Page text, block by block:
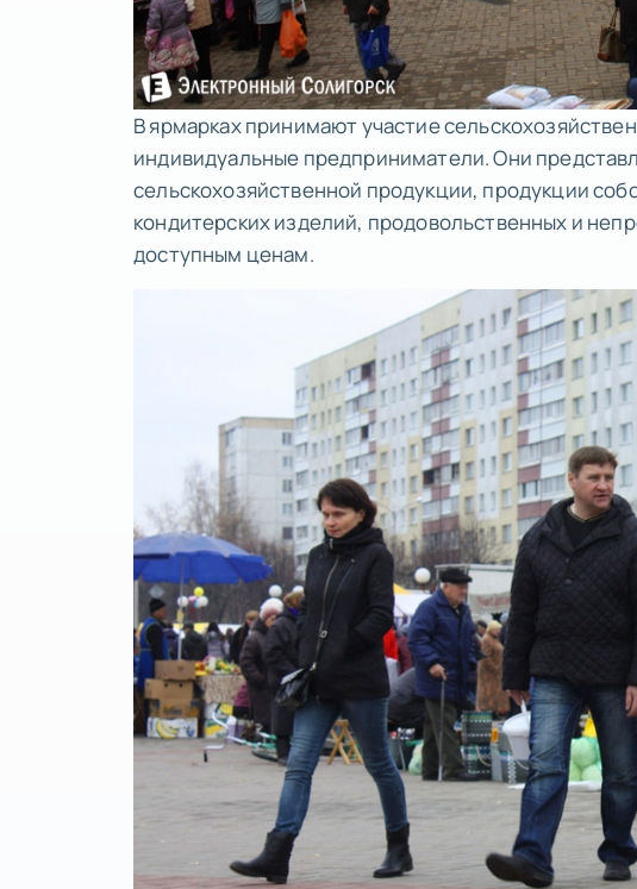
В ярмарках принимают участие
индивидуальные предприниматели. Они
сельскохозяйственной продукции, продукции
кондитерских изделий, продовольственных и
доступным ценам.